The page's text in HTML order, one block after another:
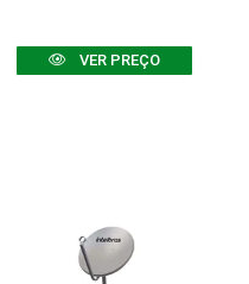
VER PREÇO